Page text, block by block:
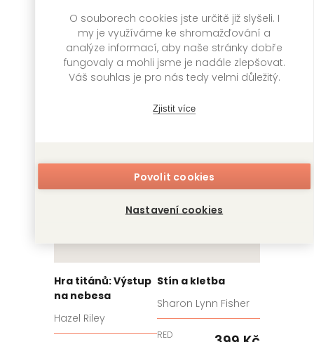
O souborech cookies jste určitě již slyšeli. I
my je využíváme ke shromažďování a
analýze informací, aby naše stránky dobře
fungovaly a mohli jsme je nadále zlepšovat.
Váš souhlas je pro nás tedy velmi důležitý.
Zjistit více
Povolit cookies
Nastavení cookies
Kakegurui: Blázni
do hazardu 7
Homura Kawamoto,
Toru Naomura
Sirotčinec u jezera
Daniel G. Miller
VENDETA
Skladem 399Kč
Hra titánů: Výstup
na nebesa
Hazel Riley
Stín a kletba
Sharon Lynn Fisher
RED